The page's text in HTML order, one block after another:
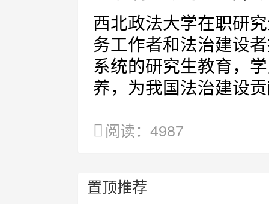
西北政法大学在职研
务工作者和法治建设
系统的研究生教育，
养，为我国法治建设
阅读：4987
置顶推荐